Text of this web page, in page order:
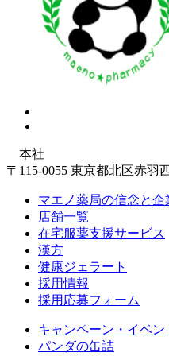
本社
〒115-0055 東京都北区赤羽
マエノ薬局の信念と企
店舗一覧
在宅服薬支援サービス
漢方
健康ジェラート
採用情報
採用応募フォーム
キャンペーン・イベン
パンダの缶詰